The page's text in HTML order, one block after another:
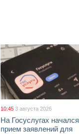
10:45 3 августа 2026
На Госуслугах начался
прием заявлений для